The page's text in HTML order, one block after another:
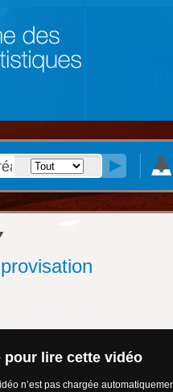
lire cette vidéo
n’est pas chargée